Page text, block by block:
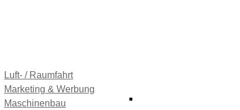
Luft- / Raumfahrt
Marketing & Werbung
Maschinenbau